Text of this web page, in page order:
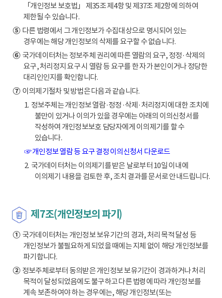
「개인정보 보호법」 제35조 제4항 및 제37조 제2항에 의하여
제한될 수 있습니다.
⑤다른 법령에서 그 개인정보가 수집대상으로 명시되어 있는
경우에는 해당 개인정보의 삭제를 요구할 수 없습니다.
⑥국가데이터처는 정보주체 권리에 따른 열람의 요구, 정정·삭제의
요구, 처리정지 요구 시 열람 등 요구를 한 자가 본인이거나 정당한
대리인인지를 확인합니다.
⑦이의제기절차 및 방법은 다음과 같습니다.
1. 정보주체는 개인정보 열람·정정·삭제·처리정지에 대한 조치에
불만이 있거나 이의가 있을 경우에는 아래의 이의신청서를
작성하여 개인정보보호 담당자에게 이의제기를 할 수
있습니다.
☞ 개인정보 열람 등 요구 결정 이의신청서 다운로드
2. 국가데이터처는 이의제기를 받은 날로부터 10일 이내에
이의제기 내용을 검토한 후, 조치 결과를 문서로 안내드립니다.
제7조(개인정보의 파기)
①국가데이터처는 개인정보 보유기간의 경과, 처리 목적 달성 등
개인정보가 불필요하게 되었을 때에는 지체 없이 해당 개인정보를
파기합니다.
②정보주체로부터 동의받은 개인정보 보유기간이 경과하거나 처리
목적이 달성되었음에도 불구하고 다른 법령에 따라 개인정보를
계속 보존하여야 하는 경우에는, 해당 개인정보(또는